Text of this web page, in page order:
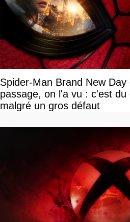
Spider-Man Brand New
passage, on l'a vu : c'est du
malgré un gros défaut